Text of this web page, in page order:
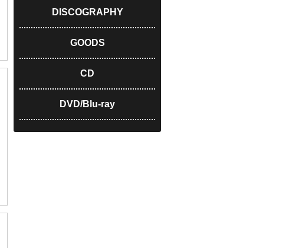
DISCOGRAPHY
GOODS
CD
DVD/Blu-ray